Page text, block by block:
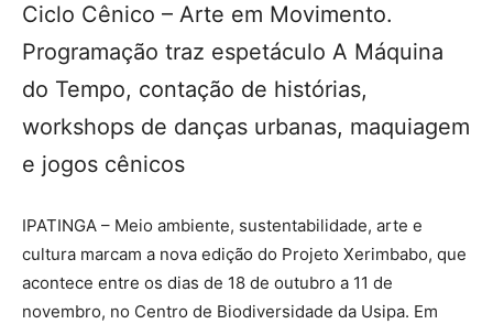
Ciclo Cênico – Arte em Movimento.
Programação traz espetáculo A Máquina
do Tempo, contação de histórias,
workshops de danças urbanas, maquiagem
e jogos cênicos
IPATINGA – Meio ambiente, sustentabilidade, arte e
cultura marcam a nova edição do Projeto Xerimbabo, que
acontece entre os dias de 18 de outubro a 11 de
novembro, no Centro de Biodiversidade da Usipa. Em